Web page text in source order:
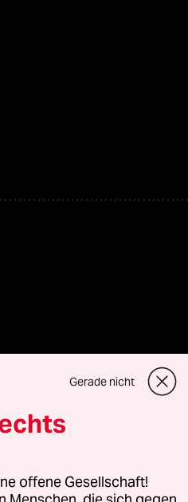
GmbH
Fragen oder für Genehmigungen
Gerade nicht
offene Gesellschaft!